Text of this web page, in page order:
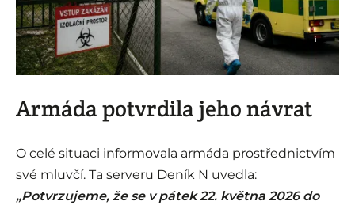
i
Armáda potvrdila jeho návrat
O celé situaci informovala armáda prostřednictvím
své mluvčí. Ta serveru Deník N uvedla:
„Potvrzujeme, že se v pátek 22. května 2026 do